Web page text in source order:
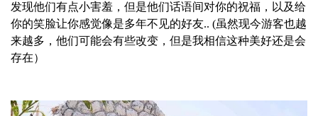
发现他们有点小害羞，但是他们话语间对你的祝福，以及给
你的笑脸让你感觉像是多年不见的好友.. (虽然现今游客也越
来越多，他们可能会有些改变，但是我相信这种美好还是会
存在）